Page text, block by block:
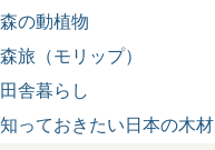
森の動植物
森旅（モリップ）
田舎暮らし
知っておきたい日本の木材